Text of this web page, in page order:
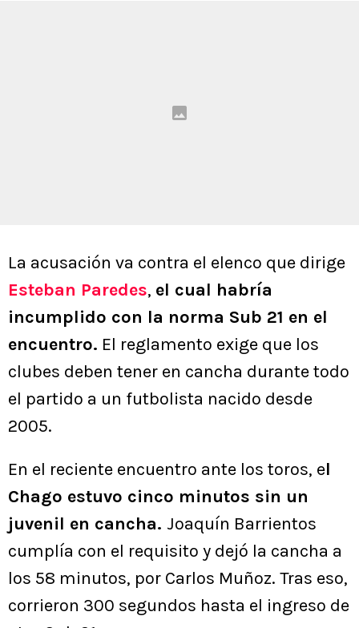
La acusación va contra el elenco que dirige
Esteban Paredes, el cual habría
incumplido con la norma Sub 21 en el
encuentro. El reglamento exige que los
clubes deben tener en cancha durante todo
el partido a un futbolista nacido desde
2005.
En el reciente encuentro ante los toros, el
Chago estuvo cinco minutos sin un
juvenil en cancha. Joaquín Barrientos
cumplía con el requisito y dejó la cancha a
los 58 minutos, por Carlos Muñoz. Tras eso,
corrieron 300 segundos hasta el ingreso de